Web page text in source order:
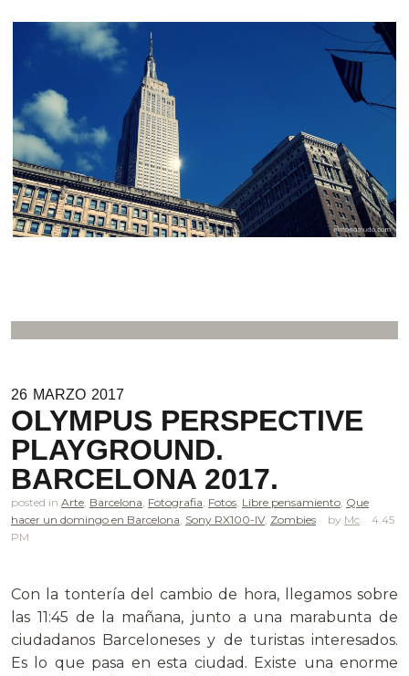
26 MARZO 2017
OLYMPUS PERSPECTIVE
PLAYGROUND.
BARCELONA 2017.
posted in Arte, Barcelona, Fotografia, Fotos, Libre pensamiento, Que
hacer un domingo en Barcelona, Sony RX100-IV, Zombies Mc
4.45
PM
Con la tontería del cambio de hora, llegamos sobre
las 11:45 de la mañana, junto a una marabunta de
ciudadanos Barceloneses y de turistas interesados.
Es lo que pasa en esta ciudad. Existe una enorme